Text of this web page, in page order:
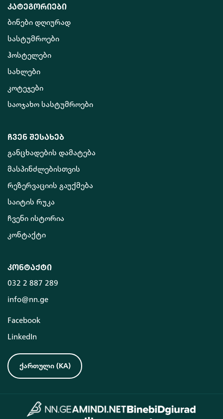
კატეგორიები
ბინები დღიურად
სასტუმროები
ჰოსტელები
სახლები
კოტეჯები
საოჯახო სასტუმროები
ჩვენ შესახებ
განცხადების დამატება
მასპინძლებისთვის
რეზერვაციის გაუქმება
საიტის რუკა
ჩვენი ისტორია
კონტაქტი
კონტაქტი
032 2 887 289
info@nn.ge
Facebook
LinkedIn
ქართული (KA)